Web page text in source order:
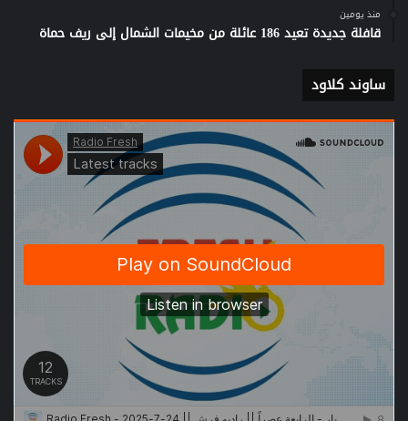
منذ يومين
قافلة جديدة تعيد 186 عائلة من مخيمات الشمال إلى ريف حماة
ساوند كلاود